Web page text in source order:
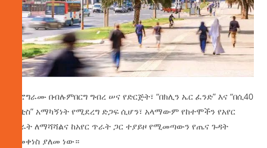
ፕሮግራሙ በብሉምበርግ ግብረ ሠና የድርጅት፣ “በክሊን ኤር ፈንድ” እና “በሲ40
ሲቲስ” አማካኝነት የሚደረግ ድጋፍ ሲሆን፣ አላማውም የከተሞችን የአየር
ጥራት ለማሻሻልና ከአየር ጥራት ጋር ተያይዞ የሚመጣውን የጤና ጉዳት
ለመቀነስ ያለመ ነው።